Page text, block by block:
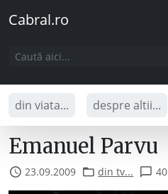
Cabral.ro
din viata... despre altii...
Emanuel Parvu
23.09.2009 din tv... 40